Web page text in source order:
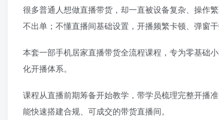
很多普通人想做直播带货，却一直被设备复杂、操作
不出单；不懂直播间基础设置，开播频繁卡顿、弹窗
本套一部手机居家直播带货全流程课程，专为零基础
化开播体系。
课程从直播前期筹备开始教学，带学员梳理完整开播
能快速搭建合规、可成交的带货直播间。